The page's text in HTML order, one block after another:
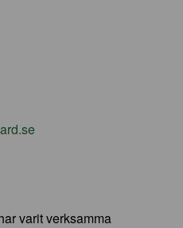
varit verksamma